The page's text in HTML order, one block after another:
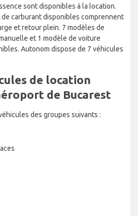
sont disponibles à la location.
carburant disponibles comprennent
et retour plein. 7 modèles de
et 1 modèle de voiture
Autonom dispose de 7 véhicules
de location
de Bucarest
des groupes suivants :